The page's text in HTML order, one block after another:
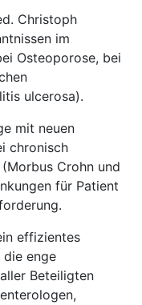
Christoph
im
Osteoporose, bei
ulcerosa).
mit neuen
chronisch
Crohn und
für Patient
effizientes
enge
Beteiligten